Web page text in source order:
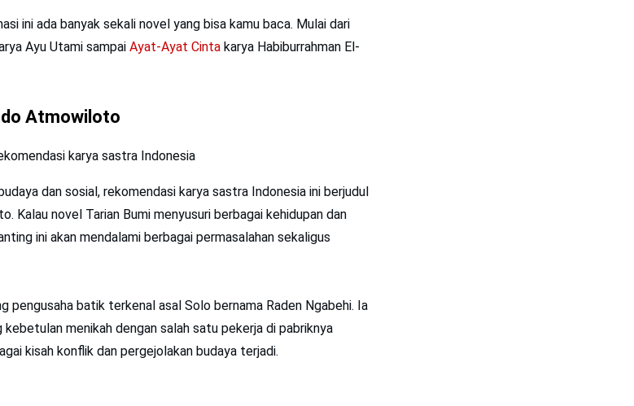
ini ada banyak sekali novel yang bisa kamu baca. Mulai dari
Ayu Utami sampai Ayat-Ayat Cinta karya Habiburrahman El-
Atmowiloto
dan sosial, rekomendasi karya sastra Indonesia ini berjudul
Kalau novel Tarian Bumi menyusuri berbagai kehidupan dan
ini akan mendalami berbagai permasalahan sekaligus
pengusaha batik terkenal asal Solo bernama Raden Ngabehi. Ia
menikah dengan salah satu pekerja di pabriknya
kisah konflik dan pergejolakan budaya terjadi.